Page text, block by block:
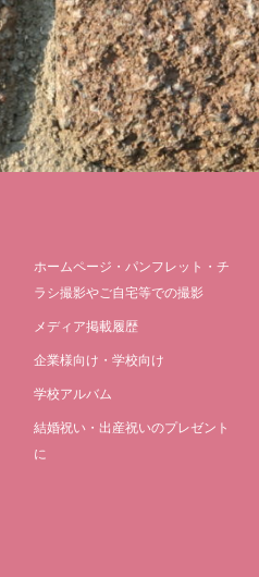
ホームページ・パンフレット・チ
ラシ撮影やご自宅等での撮影
メディア掲載履歴
企業様向け・学校向け
学校アルバム
結婚祝い・出産祝いのプレゼント
に